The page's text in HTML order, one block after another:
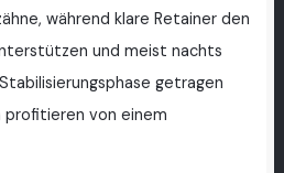
während klare Retainer den
und meist nachts
getragen
von einem